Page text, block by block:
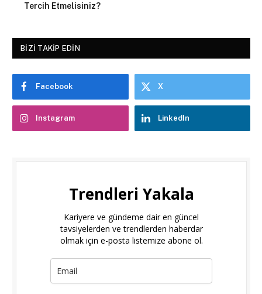
Tercih Etmelisiniz?
BIZI TAKIP EDIN
Facebook X
Instagram LinkedIn
Trendleri Yakala
Kariyere ve gündeme dair en güncel
tavsiyelerden ve trendlerden haberdar
olmak için e-posta listemize abone ol.